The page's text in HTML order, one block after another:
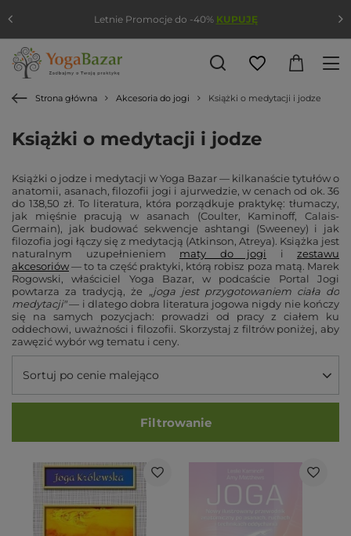
Strona główna Akcesoria do jogi Książki o medytacji i jodze
Książki o medytacji i jodze
Książki o jodze i medytacji w Yoga Bazar — kilkanaście tytułów o
anatomii, asanach, filozofii jogi i ajurwedzie, w cenach od ok. 36
do 138,50 zł. To literatura, która porządkuje praktykę: tłumaczy,
jak mięśnie pracują w asanach (Coulter, Kaminoff, Calais-
Germain), jak budować sekwencje ashtangi (Sweeney) i jak
filozofia jogi łączy się z medytacją (Atkinson, Atreya). Książka jest
naturalnym uzupełnieniem maty do jogi i zestawu
akcesoriów— to ta część praktyki, którą robisz poza matą. Marek
Rogowski, właściciel Yoga Bazar, w podcaście Portal Jogi
powtarza za tradycją, że
„joga jest przygotowaniem ciała do
medytacji"— i dlatego dobra literatura jogowa nigdy nie kończy
się na samych pozycjach: prowadzi od pracy z ciałem ku
oddechowi, uważności i filozofii. Skorzystaj z filtrów poniżej, aby
zawęzić wybór wg tematu i ceny.
Sortuj po cenie malejąco
Filtrowanie
Letnie Promocje do -40% KUPUJĘ